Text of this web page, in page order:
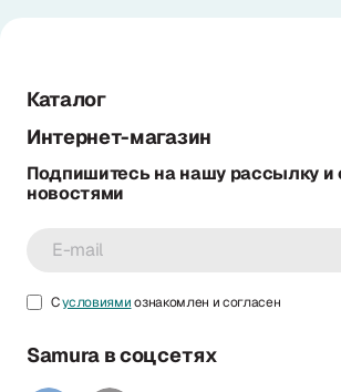
Каталог
Интернет-магазин
Подпишитесь на нашу рассылку и
новостями
Сусловиямиознакомлен и согласен
Samura в соцсетях